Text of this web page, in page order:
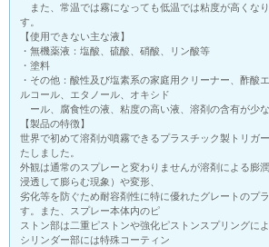
また、常温では霧になっても低温では粘度が高くな
す。
【使用できない主な液】
・無機薬液：塩酸、硫酸、硝酸、リン酸等
・塗料
・その他：酸性及び塩素系の家庭用クリーナー、酢酸
ルコール、エタノール、オキシド
ール、腐食性の液、粘度の高い液、溶剤の含有が少な
【製品の特徴】
世界で初めて溶剤が噴霧できるプラスチック製トリガ
たしました。
外観は通常のスプレーと変わりませんが溶剤による膨
浸透して膨らむ現象）や変形、
劣化等を防ぐため耐容剤性に特に優れたグレートのプ
す。また、スプレー本体内のピ
ストン部は二重ピストンや強化ピストンスプリングに
シリンダー部には特殊コーティン